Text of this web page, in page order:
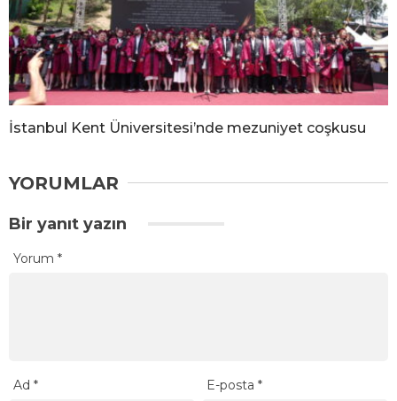
İstanbul Kent Üniversitesi’nde mezuniyet coşkusu
YORUMLAR
Bir yanıt yazın
Yorum *
Ad * E-posta*